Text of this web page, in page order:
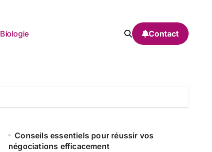
Biologie Contact
Conseils essentiels pour réussir vos
négociations efficacement